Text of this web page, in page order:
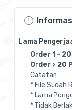
Lama
Order 1 -
Order > 20
Catatan :
* File Sudah
* Lama
* Tidak